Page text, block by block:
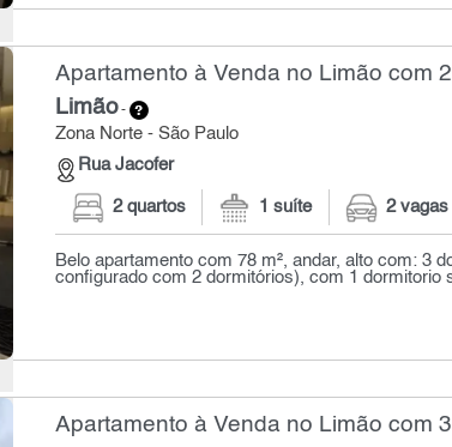
Apartamento à Venda no Limão com
Limão-
Zona Norte - São Paulo
Rua Jacofer
2 quartos 1 suíte 2 vagas
Belo apartamento com 78 m², andar, alto com: 3
configurado com 2 dormitórios), com 1 dormitorio
Apartamento à Venda no Limão com